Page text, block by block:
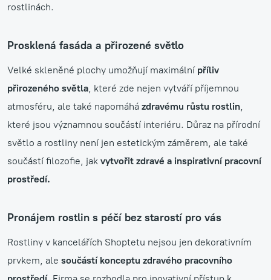
rostlinách.
Prosklená fasáda a přirozené světlo
Velké skleněné plochy umožňují maximální příliv
přirozeného světla , které zde nejen vytváří příjemnou
atmosféru, ale také napomáhá zdravému růstu rostlin
které jsou významnou součástí interiéru. Důraz na přírodní
světlo a rostliny není jen estetickým záměrem, ale také
součástí filozofie, jak vytvořit zdravé a inspirativní pracovní
prostředí.
Pronájem rostlin s péčí bez starostí pro vás
Rostliny v kancelářích Shoptetu nejsou jen dekorativním
prvkem, ale součástí konceptu zdravého pracovního